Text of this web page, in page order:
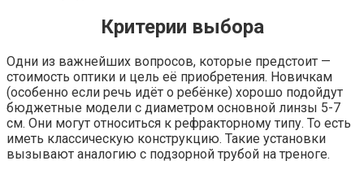
Критерии выбора
Одни из важнейших вопросов, которые предстоит —
стоимость оптики и цель её приобретения. Новичкам
(особенно если речь идёт о ребёнке) хорошо подойдут
бюджетные модели с диаметром основной линзы 5-7
см. Они могут относиться к рефракторному типу. То есть
иметь классическую конструкцию. Такие установки
вызывают аналогию с подзорной трубой на треноге.